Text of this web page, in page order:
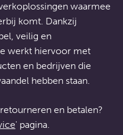
waarmee
komt. Dankzij
veilig en
werkt hiervoor met
en bedrijven die
hebben staan.
en betalen?
' pagina.